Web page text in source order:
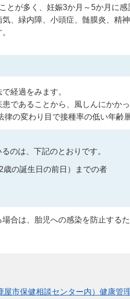
とが多く、妊娠3か月～5か月に感
、緑内障、小頭症、髄膜炎、精
経過をみます。
であることから、風しんにかか
の変わり目で接種率の低い年齢
のは、下記のとおりです。
の誕生日の前日）までの者
合は、胎児への感染を防止する
屋市保健相談センター内）健康管